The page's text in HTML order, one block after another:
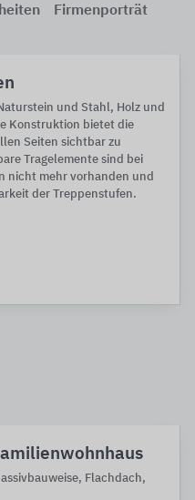
Firmenporträt
und Stahl, Holz und
Konstruktion bietet die
Seiten sichtbar zu
Tragelemente sind bei
nicht mehr vorhanden und
der Treppenstufen.
Flachdach,